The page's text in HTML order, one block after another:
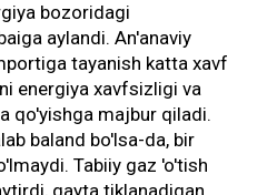
bozoridagi
aylandi. An'anaviy
tayanish katta xavf
energiya xavfsizligi va
qo'yishga majbur qiladi.
baland bo'lsa-da, bir
Tabiiy gaz 'o'tish